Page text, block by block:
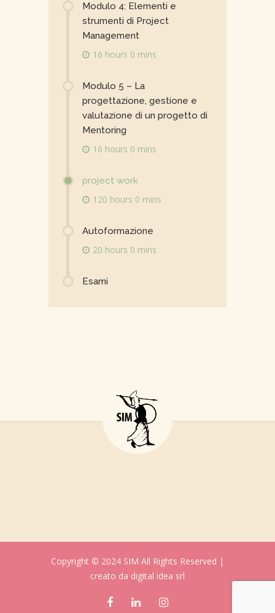
Modulo 4: Elementi e
strumenti di Project
Management
16 hours 0 mins
Modulo 5 – La
progettazione, gestione e
valutazione di un progetto di
Mentoring
16 hours 0 mins
project work
120 hours 0 mins
Autoformazione
20 hours 0 mins
Esami
Copyright © 2024 SIM All Rights Reserved |
creato da digital idea srl